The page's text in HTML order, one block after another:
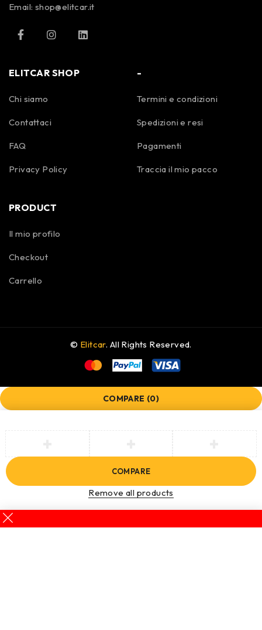
Email: shop@elitcar.it
ELITCAR SHOP
Chi siamo
Contattaci
FAQ
Privacy Policy
-
Termini e condizioni
Spedizioni e resi
Pagamenti
Traccia il mio pacco
PRODUCT
Il mio profilo
Checkout
Carrello
© Elitcar. All Rights Reserved.
COMPARE (0)
COMPARE
Remove all products